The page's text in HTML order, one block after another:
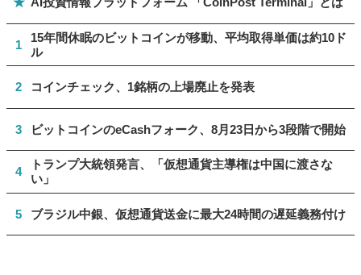
1
15年間休眠のビットコインが移動、平均取得単価は約10ド
ル
2 コインチェック、1銘柄の上場廃止を発表
3 ビットコインのeCashフォーク、8月23日から3段階で開始
4
トランプ大統領発言、「仮想通貨主導権は中国に渡さな
い」
5 ブラジル中銀、仮想通貨送金に最大24時間の遅延義務付け